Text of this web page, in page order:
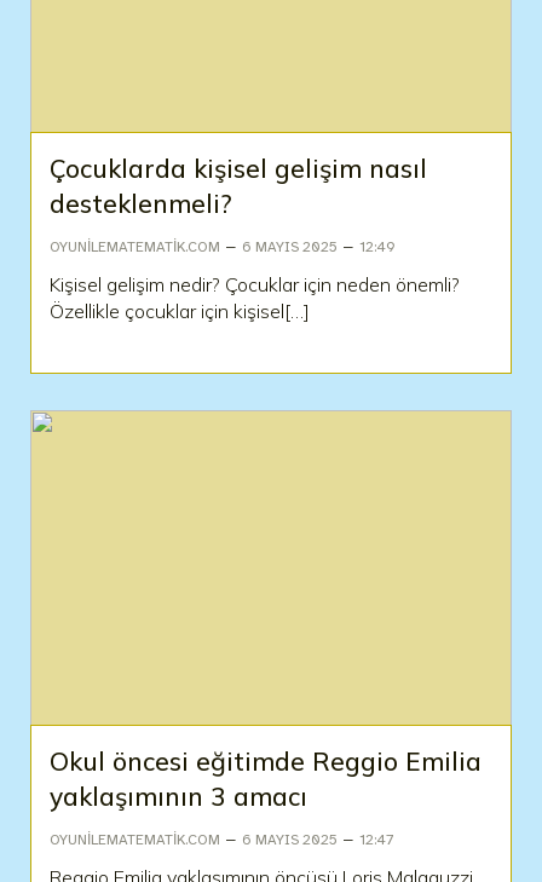
Çocuklarda kişisel gelişim nasıl
desteklenmeli?
OYUNILEMATEMATIK.COM – 6 MAYIS 2025 – 12:49
Kişisel gelişim nedir? Çocuklar için neden önemli?
Özellikle çocuklar için kişisel[…]
Okul öncesi eğitimde Reggio Emilia
yaklaşımının 3 amacı
OYUNILEMATEMATIK.COM – 6 MAYIS 2025 – 12:47